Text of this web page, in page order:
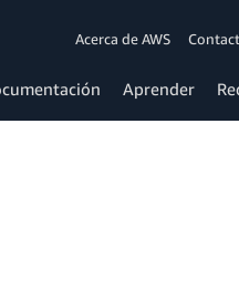
Acerca de AWS
Aprender